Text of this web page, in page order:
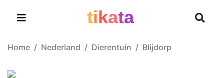
tikata
Home Nederland Dierentuin Blijdorp